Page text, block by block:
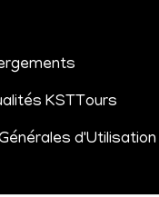
KSTTours
d'Utilisation